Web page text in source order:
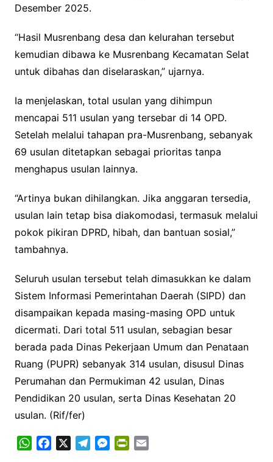
Desember 2025.
“Hasil Musrenbang desa dan kelurahan tersebut
kemudian dibawa ke Musrenbang Kecamatan Selat
untuk dibahas dan diselaraskan,” ujarnya.
Ia menjelaskan, total usulan yang dihimpun
mencapai 511 usulan yang tersebar di 14 OPD.
Setelah melalui tahapan pra-Musrenbang, sebanyak
69 usulan ditetapkan sebagai prioritas tanpa
menghapus usulan lainnya.
“Artinya bukan dihilangkan. Jika anggaran tersedia,
usulan lain tetap bisa diakomodasi, termasuk melalui
pokok pikiran DPRD, hibah, dan bantuan sosial,”
tambahnya.
Seluruh usulan tersebut telah dimasukkan ke dalam
Sistem Informasi Pemerintahan Daerah (SIPD) dan
disampaikan kepada masing-masing OPD untuk
dicermati. Dari total 511 usulan, sebagian besar
berada pada Dinas Pekerjaan Umum dan Penataan
Ruang (PUPR) sebanyak 314 usulan, disusul Dinas
Perumahan dan Permukiman 42 usulan, Dinas
Pendidikan 20 usulan, serta Dinas Kesehatan 20
usulan. (Rif/fer)
W
M